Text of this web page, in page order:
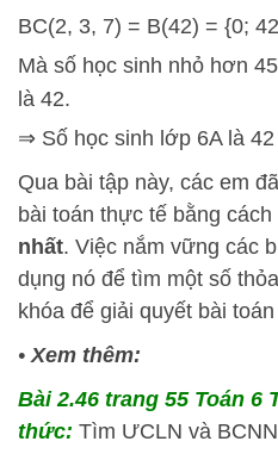
BC(2, 3, 7) = B(42) = {0;
Mà số học sinh nhỏ hơn
là 42.
⇒ Số học sinh lớp 6A là 42
Qua bài tập này, các em
bài toán thực tế bằng
nhất. Việc nắm vững các
dụng nó để tìm một số
khóa để giải quyết bài
•Xem thêm:
Bài 2.46 trang 55 Toán 6
thức: Tìm ƯCLN và